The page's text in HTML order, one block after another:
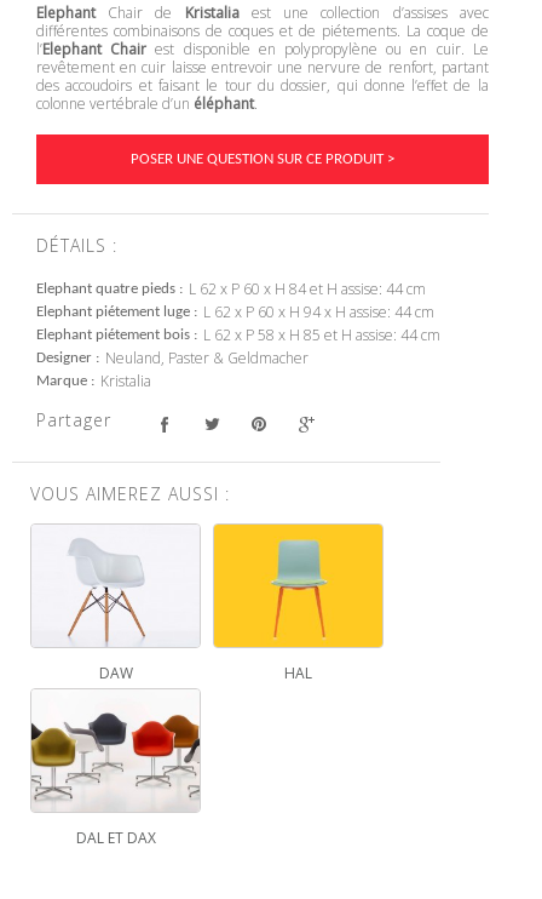
ElephantChair de Kristaliaest une collection d’assises avec
différentes combinaisons de coques et de piétements. La coque de
l’Elephant Chair est disponible en polypropylène ou en cuir. Le
revêtement en cuir laisse entrevoir une nervure de renfort, partant
des accoudoirs et faisant le tour du dossier, qui donne l’effet de la
colonne vertébrale d’un éléphant.
POSER UNE QUESTION SUR CE PRODUIT >
DÉTAILS :
Elephant quatre pieds L 62 x P 60 x H 84 et H assise: 44 cm
Elephant piétement luge L 62 x P 60 x H 94 x H assise: 44 cm
Elephant piétement bois L 62 x P 58 x H 85 et H assise: 44 cm
Designer Neuland, Paster & Geldmacher
Marque Kristalia
Partager
VOUS AIMEREZ AUSSI :
DAW HAL
DAL ET DAX